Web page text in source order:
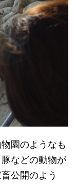
園のようなも
などの動物が
公開のよう